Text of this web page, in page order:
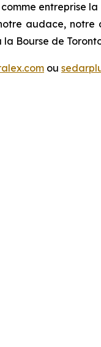
audace,
Bourse de
ou